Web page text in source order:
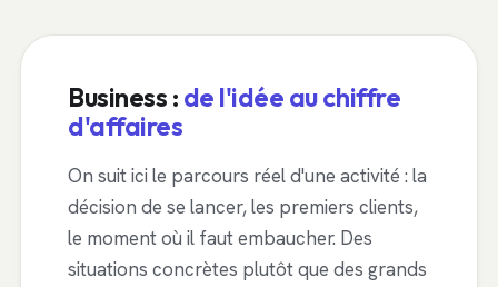
Business : de l'idée au chiffre
d'affaires
On suit ici le parcours réel d'une activité : la
décision de se lancer, les premiers clients,
le moment où il faut embaucher. Des
situations concrètes plutôt que des grands